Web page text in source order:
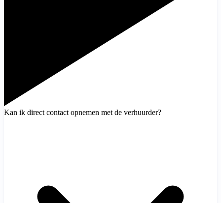
Kan ik direct contact opnemen met de verhuurder?